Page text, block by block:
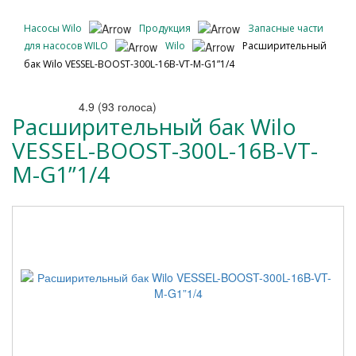
Насосы Wilo Продукция
Запасные части
для насосов WILO
Wilo
Расширительный
бак Wilo VESSEL-BOOST-300L-16B-VT-M-G1”1/4
4.9 (93 голоса)
Расширительный бак Wilo
VESSEL-BOOST-300L-16B-VT-
M-G1”1/4